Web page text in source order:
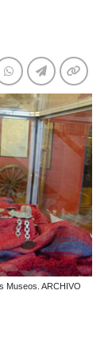
Museos. ARCHIVO